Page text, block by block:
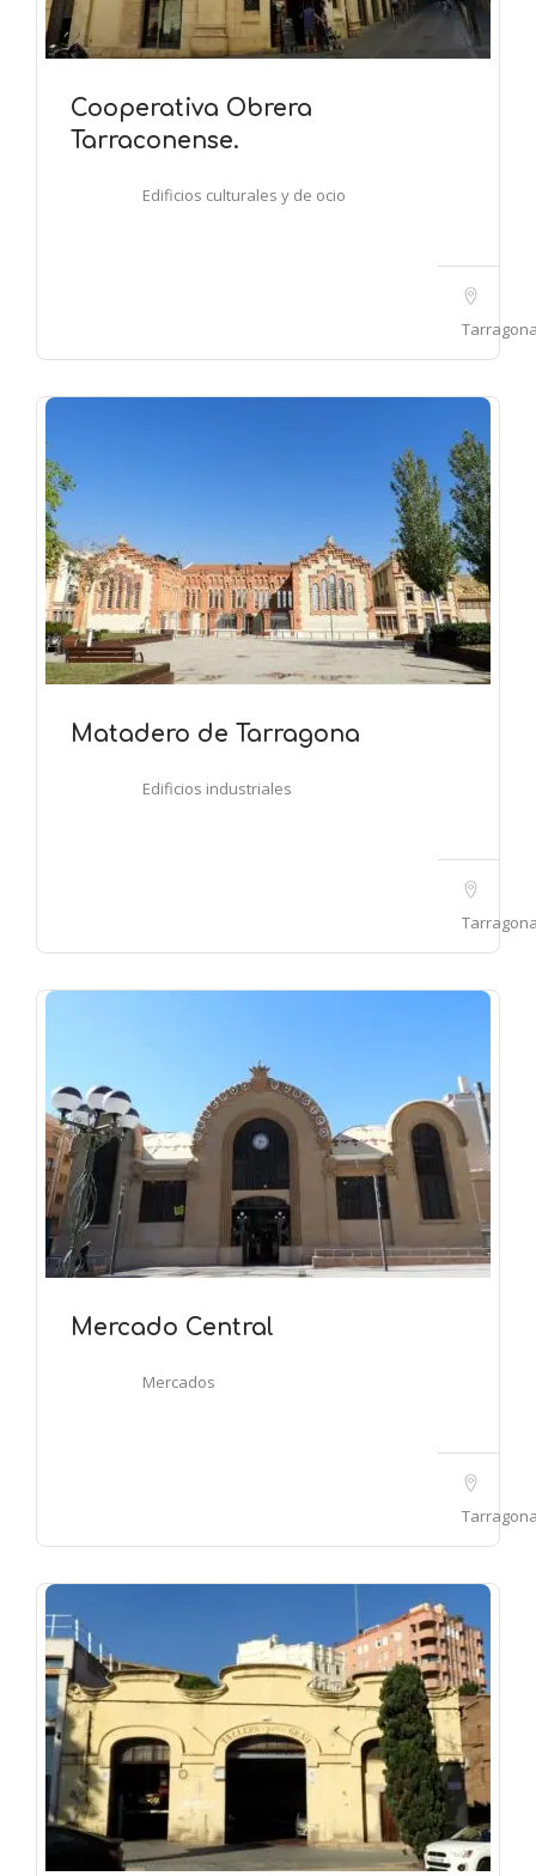
Cooperativa Obrera
Tarraconense.
Edificios culturales y de ocio
Matadero de Tarragona
Edificios industriales
Mercado Central
Mercados